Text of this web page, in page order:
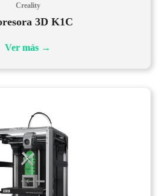
Creality
3D K1C
Ver más →